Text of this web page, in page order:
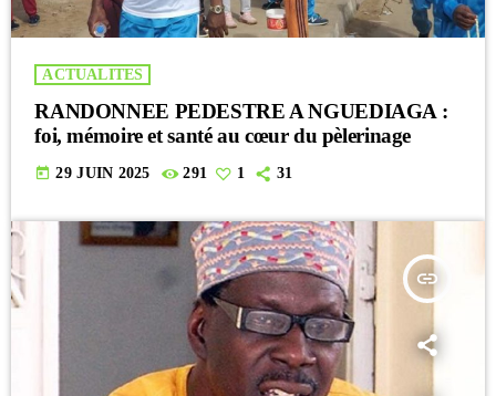
ACTUALITES
RANDONNEE PEDESTRE A NGUEDIAGA :
foi, mémoire et santé au cœur du pèlerinage
today 29 JUIN 2025 291 1 31
insert_link